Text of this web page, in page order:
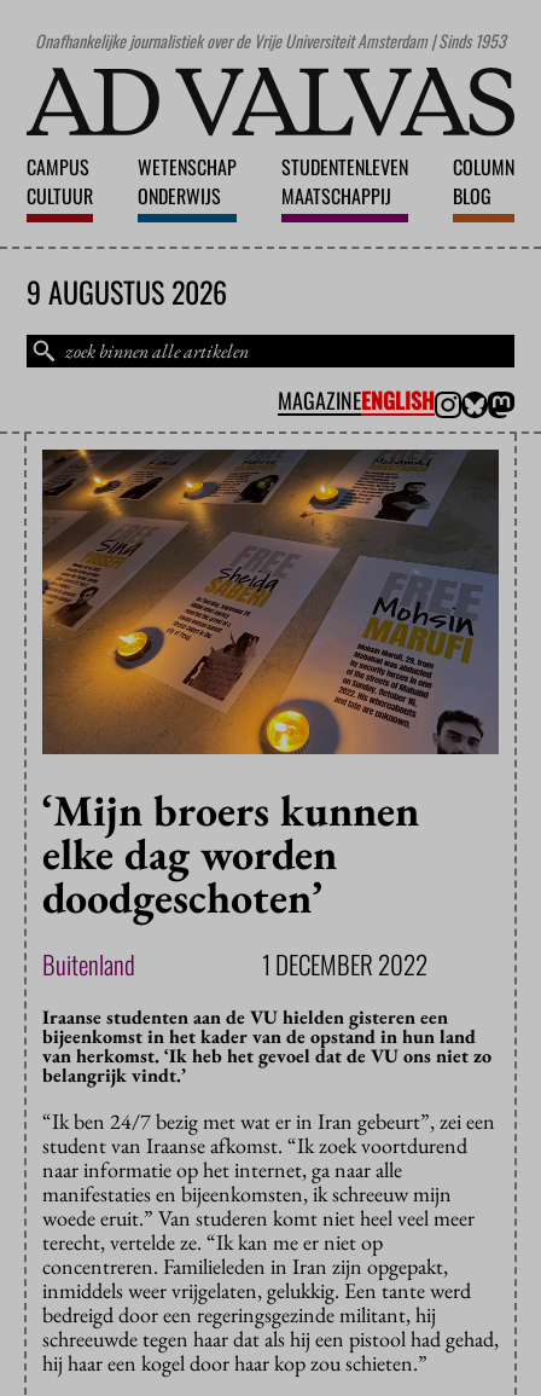
Onafhankelijke journalistiek over de Vrije Universiteit Amsterdam | Sinds 1953
CAMPUS
CULTUUR
WETENSCHAP
ONDERWIJS
STUDENTENLEVEN
MAATSCHAPPIJ
COLUMN
BLOG
9 AUGUSTUS 2026
MAGAZINEENGLISH
‘Mijn broers kunnen
elke dag worden
doodgeschoten’
Buitenland 1 DECEMBER 2022
Iraanse studenten aan de VU hielden gisteren een
bijeenkomst in het kader van de opstand in hun land
van herkomst. ‘Ik heb het gevoel dat de VU ons niet zo
belangrijk vindt.’
“Ik ben 24/7 bezig met wat er in Iran gebeurt”, zei een
student van Iraanse afkomst. “Ik zoek voortdurend
naar informatie op het internet, ga naar alle
manifestaties en bijeenkomsten, ik schreeuw mijn
woede eruit.” Van studeren komt niet heel veel meer
terecht, vertelde ze. “Ik kan me er niet op
concentreren. Familieleden in Iran zijn opgepakt,
inmiddels weer vrijgelaten, gelukkig. Een tante werd
bedreigd door een regeringsgezinde militant, hij
schreeuwde tegen haar dat als hij een pistool had gehad,
hij haar een kogel door haar kop zou schieten.”